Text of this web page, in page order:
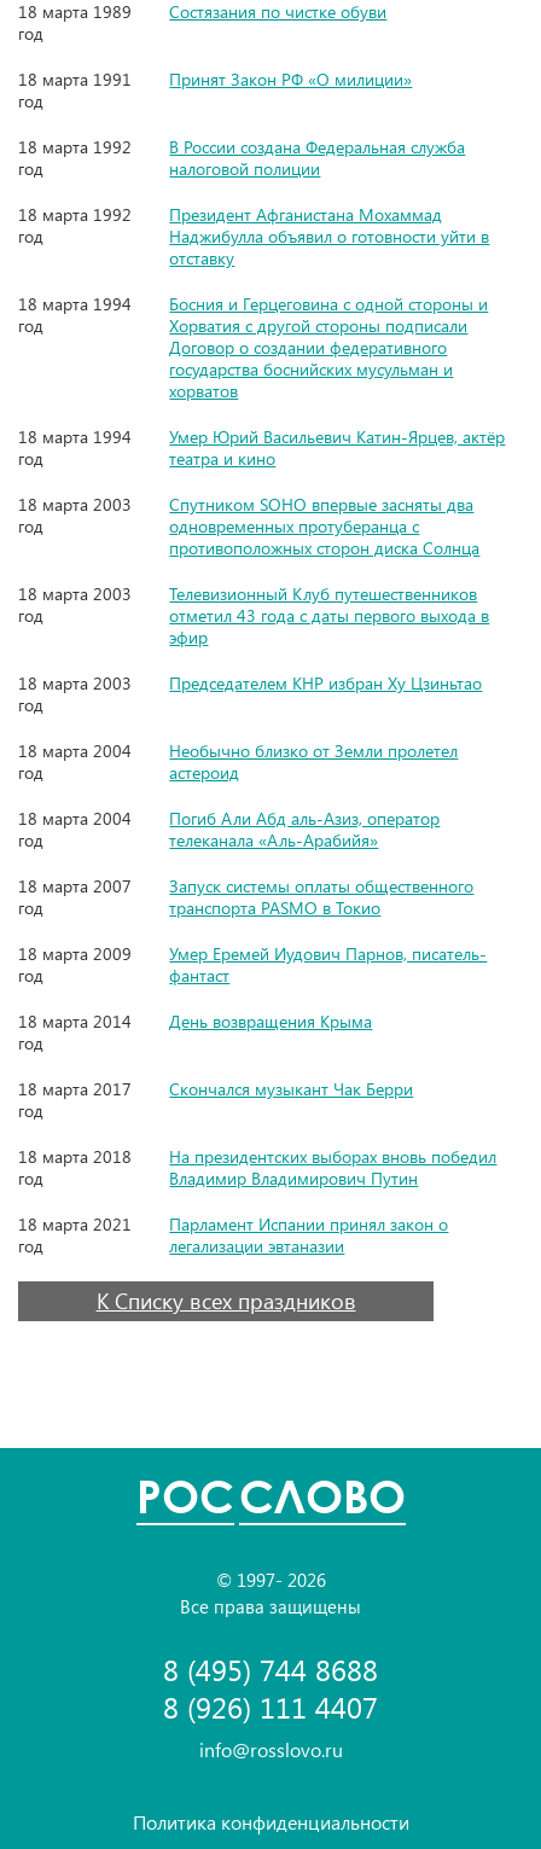
18 марта 1989
год
Состязания по чистке обуви
18 марта 1991
год
Принят Закон РФ «О милиции»
18 марта 1992
год
В России создана Федеральная служба
налоговой полиции
18 марта 1992
год
Президент Афганистана Мохаммад
Наджибулла объявил о готовности уйти в
отставку
18 марта 1994
год
Босния и Герцеговина с одной стороны и
Хорватия с другой стороны подписали
Договор о создании федеративного
государства боснийских мусульман и
хорватов
18 марта 1994
год
Умер Юрий Васильевич Катин-Ярцев, актёр
театра и кино
18 марта 2003
год
Спутником SOHO впервые засняты два
одновременных протуберанца с
противоположных сторон диска Солнца
18 марта 2003
год
Телевизионный Клуб путешественников
отметил 43 года с даты первого выхода в
эфир
18 марта 2003
год
Председателем КНР избран Ху Цзиньтао
18 марта 2004
год
Необычно близко от Земли пролетел
астероид
18 марта 2004
год
Погиб Али Абд аль-Азиз, оператор
телеканала «Аль-Арабийя»
18 марта 2007
год
Запуск системы оплаты общественного
транспорта PASMO в Токио
18 марта 2009
год
Умер Еремей Иудович Парнов, писатель-
фантаст
18 марта 2014
год
День возвращения Крыма
18 марта 2017
год
Скончался музыкант Чак Берри
18 марта 2018
год
На президентских выборах вновь победил
Владимир Владимирович Путин
18 марта 2021
год
Парламент Испании принял закон о
легализации эвтаназии
К Списку всех праздников
POCСЛОВО
© 1997- 2026
Все права защищены
8 (495) 744 8688
8 (926) 111 4407
info@rosslovo.ru
Политика конфиденциальности